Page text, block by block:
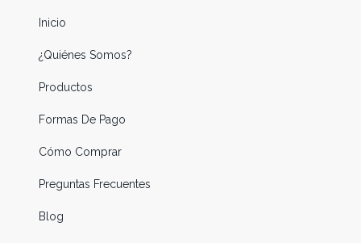
Inicio
¿Quiénes Somos?
Productos
Formas De Pago
Cómo Comprar
Preguntas Frecuentes
Blog